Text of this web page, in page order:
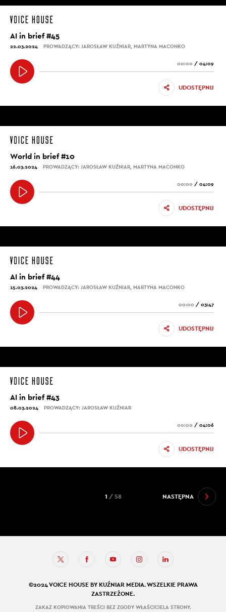
AI in brief #45
22.03.2024 PROWADZĄCY: JAROSŁAW KUŹNIAR, MARTYNA MACONKO
00:00 / 04:09
UDOSTĘPNIJ
World in brief #10
16.03.2024 PROWADZĄCY: JAROSŁAW KUŹNIAR, MARTYNA MACONKO
00:00 / 04:09
UDOSTĘPNIJ
AI in brief #44
15.03.2024 PROWADZĄCY: JAROSŁAW KUŹNIAR, MARTYNA MACONKO
00:00 / 03:47
UDOSTĘPNIJ
AI in brief #43
08.03.2024 PROWADZĄCY: JAROSŁAW KUŹNIAR
00:00 / 04:06
UDOSTĘPNIJ
NASTĘPNA
1 / 58
©2024 VOICE HOUSE BY KUŹNIAR MEDIA. WSZELKIE PRAWA
ZASTRZEŻONE.
ZAKAZ KOPIOWANIA TREŚCI BEZ ZGODY WŁAŚCICIELA STRONY.